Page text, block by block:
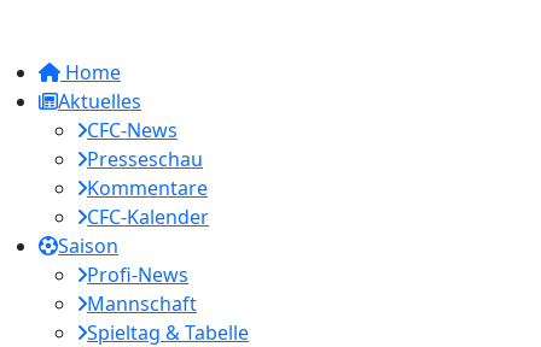
Home
Aktuelles
CFC-News
Presseschau
Kommentare
CFC-Kalender
Saison
Profi-News
Mannschaft
Spieltag & Tabelle